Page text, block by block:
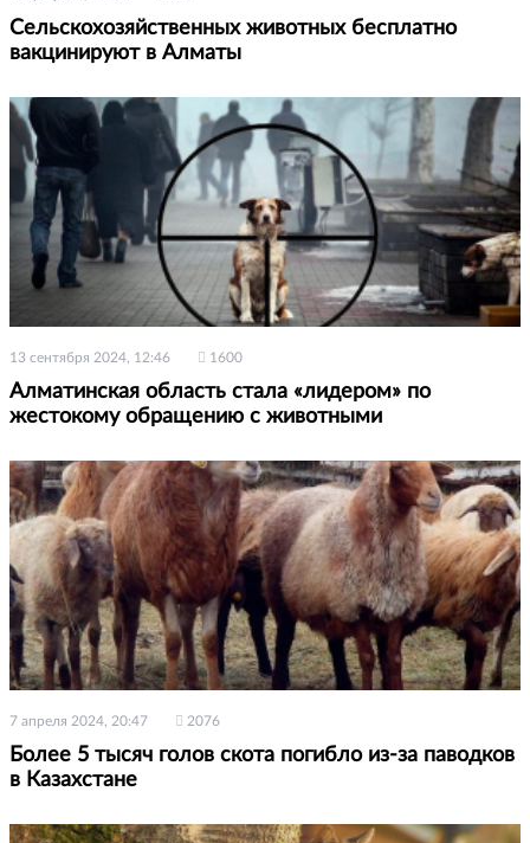
Сельскохозяйственных животных бесплатно
вакцинируют в Алматы
13 сентября 2024, 12:46 1600
Алматинская область стала «лидером» по
жестокому обращению с животными
7 апреля 2024, 20:47 2076
Более 5 тысяч голов скота погибло из-за паводков
в Казахстане